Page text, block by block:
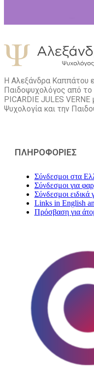
Η Αλεξάνδρα Καππάτου
Παιδοψυχολόγος από το
PICARDIE JULES VERNE
Ψυχολογία και την
ΠΛΗΡΟΦΟΡΙΕΣ
Σύνδεσμοι στα
Σύνδεσμοι για
Σύνδεσμοι ειδικά
Links in English
Πρόσβαση για